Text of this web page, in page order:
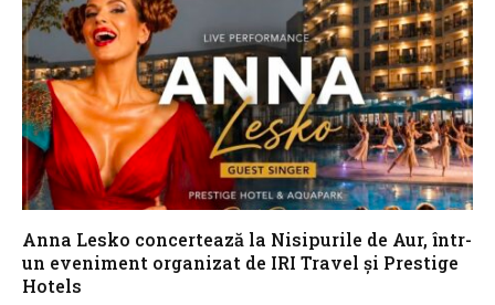
Anna Lesko concertează la Nisipurile de Aur, într-
un eveniment organizat de IRI Travel și Prestige
Hotels